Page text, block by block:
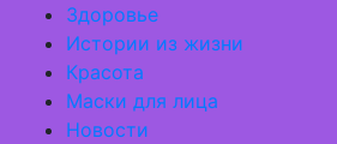
Здоровье
Истории из жизни
Красота
Маски для лица
Новости